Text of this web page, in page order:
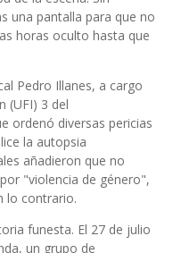
una pantalla para que no
horas oculto hasta que
Pedro Illanes, a cargo
(UFI) 3 del
ordenó diversas pericias
la autopsia
añadieron que no
"violencia de género",
lo contrario.
funesta. El 27 de julio
un grupo de